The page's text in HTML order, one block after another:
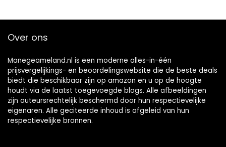
Over ons
Manegeameland.nl is een moderne alles-in-één
prijsvergelijkings- en beoordelingswebsite die de beste deals
biedt die beschikbaar zijn op amazon en u op de hoogte
houdt via de laatst toegevoegde blogs. Alle afbeeldingen
zijn auteursrechtelijk beschermd door hun respectievelijke
eigenaren. Alle geciteerde inhoud is afgeleid van hun
respectievelijke bronnen.